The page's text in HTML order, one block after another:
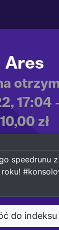
Ares
17:04
10,00 zł
speedrunu
do